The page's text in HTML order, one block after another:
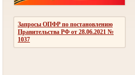
Запросы ОПФР по постановлению
Правительства РФ от 28.06.2021 №
1037